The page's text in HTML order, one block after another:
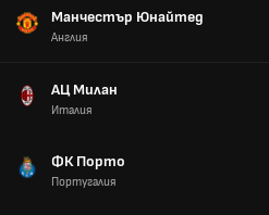
Манчестър Юнайтед
Англия
АЦ Милан
Италия
ФК Порто
Португалия